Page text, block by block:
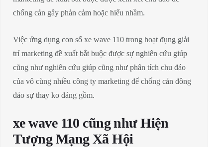
chống cản gây phản cảm hoặc hiểu nhầm.
Việc ứng dụng con số xe wave 110 trong hoạt đụng giải
trí marketing đề xuất bắt buộc được sự nghiên cứu giúp
cũng như nghiên cứu giúp cũng như phân tích chu đáo
của vô cùng nhiều công ty marketing để chống cản đông
đảo sự thay ko đáng gồm.
xe wave 110 cũng như Hiện
Tượng Mạng Xã Hội